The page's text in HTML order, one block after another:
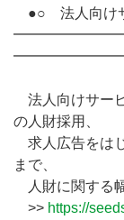
●○ 法人向け
法人向けサー
の人財採用、
求人広告をは
まで、
人財に関する
>> https://